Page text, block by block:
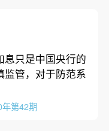
息只是中国央行的
监管，对于防范系
年第42期